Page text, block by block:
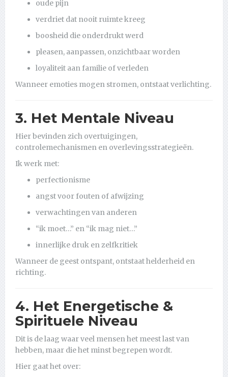
oude pijn
verdriet dat nooit ruimte kreeg
boosheid die onderdrukt werd
pleasen, aanpassen, onzichtbaar worden
loyaliteit aan familie of verleden
Wanneer emoties mogen stromen, ontstaat verlichting.
3. Het Mentale Niveau
Hier bevinden zich overtuigingen,
controlemechanismen en overlevingsstrategieën.
Ik werk met:
perfectionisme
angst voor fouten of afwijzing
verwachtingen van anderen
“ik moet…” en “ik mag niet…”
innerlijke druk en zelfkritiek
Wanneer de geest ontspant, ontstaat helderheid en
richting.
4. Het Energetische &
Spirituele Niveau
Dit is de laag waar veel mensen het meest last van
hebben, maar die het minst begrepen wordt.
Hier gaat het over: